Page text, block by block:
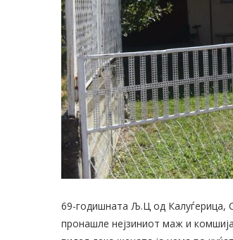
69-годишната Љ.Ц од Калуѓерица,
пронашле нејзиниот маж и